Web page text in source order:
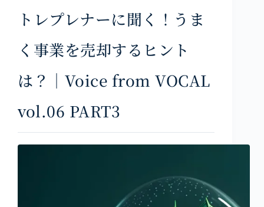
トレプレナーに聞く！うま
く事業を売却するヒント
は？｜Voice from VOCAL
vol.06 PART3